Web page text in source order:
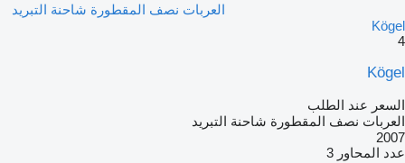
العربات نصف المقطورة شاحنة التبريد
Kögel
4
Kögel
السعر عند الطلب
العربات نصف المقطورة شاحنة التبريد
2007
عدد المحاور 3